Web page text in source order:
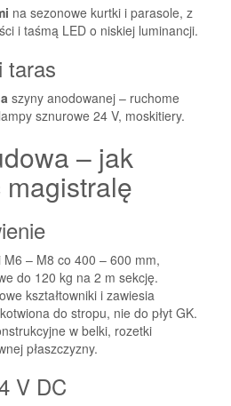
na sezonowe kurtki i parasole, z
i taśmą LED o niskiej luminancji.
taras
szyny anodowanej – ruchome
sznurowe 24 V, moskitiery.
– jak
M6 – M8 co 400 – 600 mm,
do 120 kg na 2 m sekcję.
kształtowniki i zawiesia
do stropu, nie do płyt GK.
w belki, rozetki
płaszczyzny.
V DC